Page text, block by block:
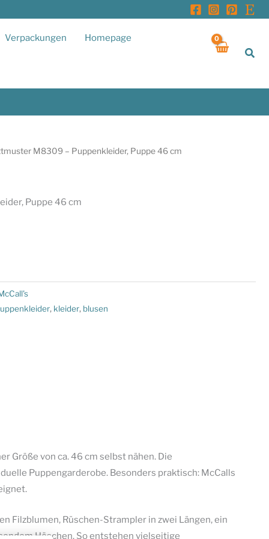
Verpackungen Homepage
M8309 – Puppenkleider, Puppe 46 cm
Puppe 46 cm
, kleider, blusen
Größe von ca. 46 cm selbst nähen. Die
Puppengarderobe. Besonders praktisch: McCalls
Filzblumen, Rüschen-Strampler in zwei Längen, ein
Höschen. So entstehen vielseitige